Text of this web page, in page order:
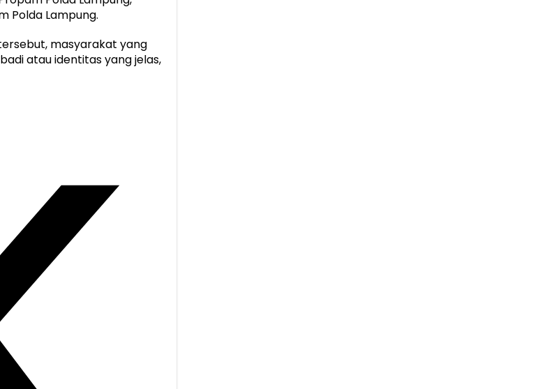
Polda Lampung.
masyarakat yang
atau identitas yang jelas,